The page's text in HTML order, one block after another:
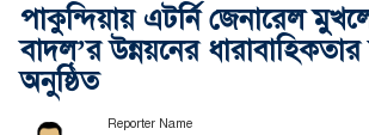
পাকুন্দিয়ায় এটর্নি জেনারেল
বাদল’র উন্নয়নের
অনুষ্ঠিত
Reporter Name